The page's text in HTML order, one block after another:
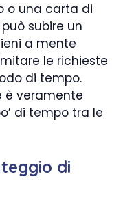
o una carta di
subire un
a mente
le richieste
di tempo.
è veramente
di tempo tra le
di